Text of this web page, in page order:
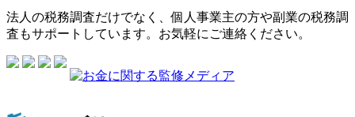
法人の税務調査だけでなく、個人事業主の方や副業の税務調
査もサポートしています。お気軽にご連絡ください。